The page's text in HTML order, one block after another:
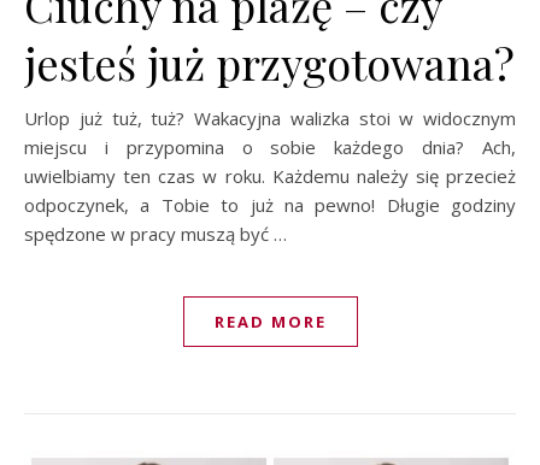
jesteś już przygotowana?
Urlop już tuż, tuż? Wakacyjna walizka stoi w widocznym
miejscu i przypomina o sobie każdego dnia? Ach,
uwielbiamy ten czas w roku. Każdemu należy się przecież
odpoczynek, a Tobie to już na pewno! Długie godziny
spędzone w pracy muszą być …
READ MORE